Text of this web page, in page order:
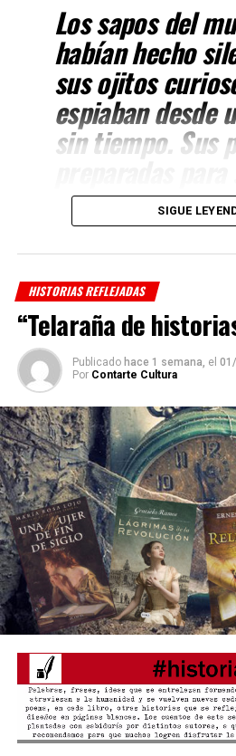
Los sapos del
habían hecho
sus ojitos
espiaban desde
sin tiempo. Sus
el momento
aferraban a la
su piel rugosa
historias, de
supuesto.
Cuentan que una
palabra,
boca de un
recién nacido,
creció y se
formar una
cuentos que
agua. Eran los
habitaban el
sapos y que se
en sus lenguas
para adherirse
así rodar entre
SIGUE
HISTORIAS REFLEJADAS
“Telaraña de
Publicado hace 1 semana, el
Por Contarte Cultura